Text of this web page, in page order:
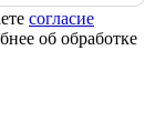
согласие
об обработке